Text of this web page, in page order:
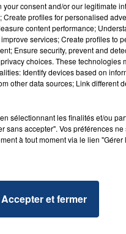
consent and/or our legitimate
profiles for personalised
content performance;
services; Create profiles to
Ensure security, prevent and
choices. These technologies
Identify devices based on
other data sources; Link different
sélectionnant les finalités et/ou
sans accepter". Vos préférences
à tout moment via le lien
Accepter et fermer